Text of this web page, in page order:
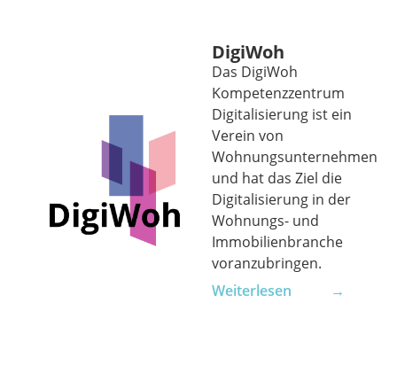
DigiWoh
Das DigiWoh
Kompetenzzentrum
Digitalisierung ist ein
Verein von
Wohnungsunternehmen
und hat das Ziel die
Digitalisierung in der
Wohnungs- und
Immobilienbranche
voranzubringen.
Weiterlesen →